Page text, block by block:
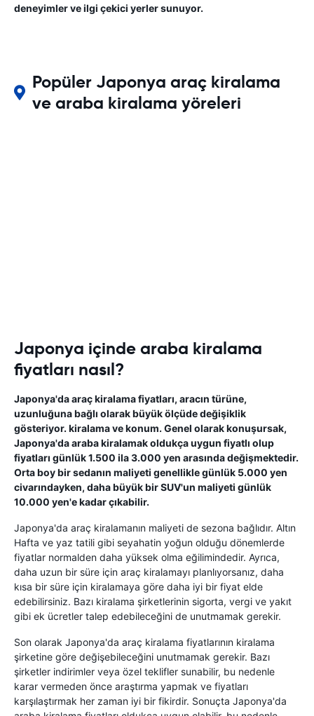
deneyimler ve ilgi çekici yerler sunuyor.
Popüler Japonya araç kiralama
ve araba kiralama yöreleri
Japonya içinde araba kiralama
fiyatları nasıl?
Japonya'da araç kiralama fiyatları, aracın türüne,
uzunluğuna bağlı olarak büyük ölçüde değişiklik
gösteriyor. kiralama ve konum. Genel olarak konuşursak,
Japonya'da araba kiralamak oldukça uygun fiyatlı olup
fiyatları günlük 1.500 ila 3.000 yen arasında değişmektedir.
Orta boy bir sedanın maliyeti genellikle günlük 5.000 yen
civarındayken, daha büyük bir SUV'un maliyeti günlük
10.000 yen'e kadar çıkabilir.
Japonya'da araç kiralamanın maliyeti de sezona bağlıdır. Altın
Hafta ve yaz tatili gibi seyahatin yoğun olduğu dönemlerde
fiyatlar normalden daha yüksek olma eğilimindedir. Ayrıca,
daha uzun bir süre için araç kiralamayı planlıyorsanız, daha
kısa bir süre için kiralamaya göre daha iyi bir fiyat elde
edebilirsiniz. Bazı kiralama şirketlerinin sigorta, vergi ve yakıt
gibi ek ücretler talep edebileceğini de unutmamak gerekir.
Son olarak Japonya'da araç kiralama fiyatlarının kiralama
şirketine göre değişebileceğini unutmamak gerekir. Bazı
şirketler indirimler veya özel teklifler sunabilir, bu nedenle
karar vermeden önce araştırma yapmak ve fiyatları
karşılaştırmak her zaman iyi bir fikirdir. Sonuçta Japonya'da